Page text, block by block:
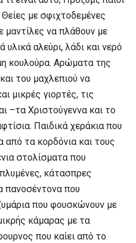
με σφιχτοδεμένες
μαντίλες να πλάθουν με
αλεύρι, λάδι και νερό
κουλούρα. Αρώματα της
του μαχλεπιού να
μικρές γιορτές, τις
–τα Χριστούγεννα και το
Παιδικά χεράκια που
τα κορδόνια και τους
στολίσματα που
κάτασπρες
πανοσέντονα που
που φουσκώνουν με
κάμαρας με τα
που καίει από το